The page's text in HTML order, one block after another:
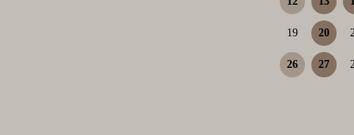
19 20
26 27